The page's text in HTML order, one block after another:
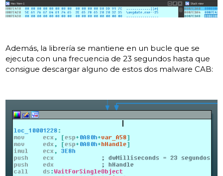
Además, la librería se mantiene en un bucle que se
ejecuta con una frecuencia de 23 segundos hasta que
consigue descargar alguno de estos dos malware CAB: